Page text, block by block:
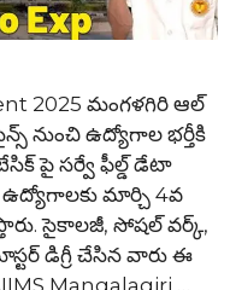
2025 మంగళగిరి ఆల్
నుంచి ఉద్యోగాల భర్తీకి
పై సర్వే ఫీల్డ్ డేటా
ఉద్యోగాలకు మార్చి 4వ
సైకాలజీ, సోషల్ వర్క్,
డిగ్రీ చేసిన వారు ఈ